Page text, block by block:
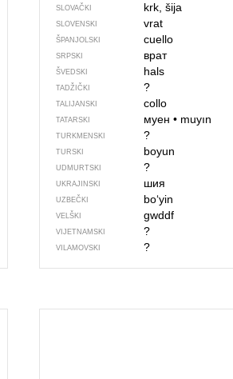
SLOVAČKI krk, šija
SLOVENSKI vrat
ŠPANJOLSKI cuello
SRPSKI врат
ŠVEDSKI hals
TADŽIČKI ?
TALIJANSKI collo
TATARSKI муен • muyın
TURKMENSKI ?
TURSKI boyun
UDMURTSKI ?
UKRAJINSKI шия
UZBEČKI boʻyin
VELŠKI gwddf
VIJETNAMSKI ?
VILAMOVSKI ?